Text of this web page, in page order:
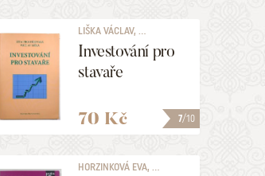
7/10
LIŠKA VÁCLAV, ...
Investování pro
stavaře
70 Kč
HORZINKOVÁ EVA, ...